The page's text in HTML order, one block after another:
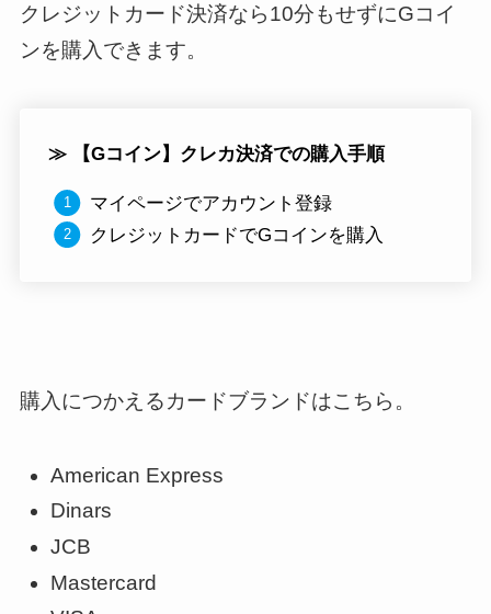
クレジットカード決済なら10分もせずにGコイ
ンを購入できます。
≫ 【Gコイン】クレカ決済での購入手順
マイページでアカウント登録
クレジットカードでGコインを購入
購入につかえるカードブランドはこちら。
American Express
Dinars
JCB
Mastercard